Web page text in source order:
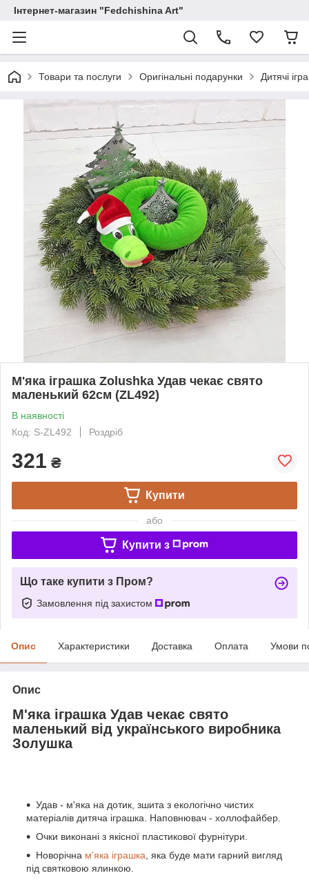
Інтернет-магазин "Fedchishina Art"
Товари та послуги Оригінальні подарунки Дитячі
М'яка іграшка Zolushka Удав чекає свято
маленький 62см (ZL492)
В наявності
Код: S-ZL492
Роздріб
321 ₴
Купити
або
Купити з
Що таке купити з Пром?
Замовлення під захистом
Опис Характеристики Доставка Оплата Умови
Опис
М'яка іграшка Удав чекає свято
маленький від українського виробника
Золушка
Удав - м'яка на дотик, зшита з екологічно чистих
матеріалів дитяча іграшка. Наповнювач - холлофайбер.
Очки виконані з якісної пластикової фурнітури.
Новорічна м'яка іграшка, яка буде мати гарний вигляд
під святковою ялинкою.